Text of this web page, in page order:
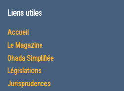
Liens utiles
Accueil
Le Magazine
Ohada Simplifiée
Législations
Jurisprudences